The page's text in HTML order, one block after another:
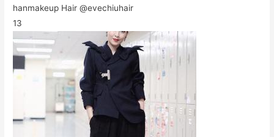
hanmakeup Hair @evechiuhair
13